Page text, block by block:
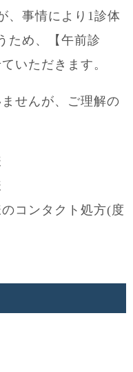
、事情により1診体
ため、【午前診
いただきます。
せんが、ご理解の
コンタクト処方(度